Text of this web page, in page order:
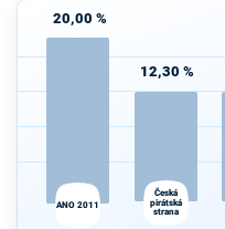
20,00 %
ANO 2011
12,30 %
Česká
pirátská
strana